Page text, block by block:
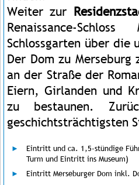
Weiter zur
Renaissance-
Schlossgarten über die
Der Dom zu
an der Straße der
Eiern, Girlanden und
zu bestaunen.
geschichtsträchtigsten
Eintritt und ca. 1,5-stündige
Turm und Eintritt ins Museum)
Eintritt Merseburger Dom inkl.